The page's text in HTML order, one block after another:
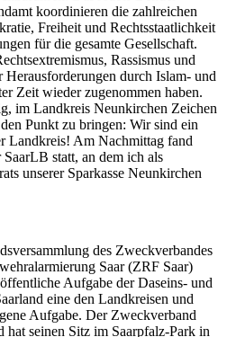
koordinieren die zahlreichen
Freiheit und Rechtsstaatlichkeit
für die gesamte Gesellschaft.
Rassismus und
durch Islam- und
Zeit wieder zugenommen haben.
im Landkreis Neunkirchen Zeichen
Punkt zu bringen: Wir sind ein
Landkreis! Am Nachmittag fand
SaarLB statt, an dem ich als
unserer Sparkasse Neunkirchen
des Zweckverbandes
Saar (ZRF Saar)
Aufgabe der Daseins- und
eine den Landkreisen und
Aufgabe. Der Zweckverband
seinen Sitz im Saarpfalz-Park in